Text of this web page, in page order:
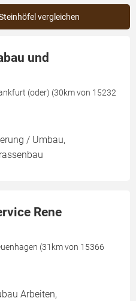
vergleichen
und
(oder) (30km von 15232
/ Umbau,
Rene
(31km von 15366
Arbeiten,